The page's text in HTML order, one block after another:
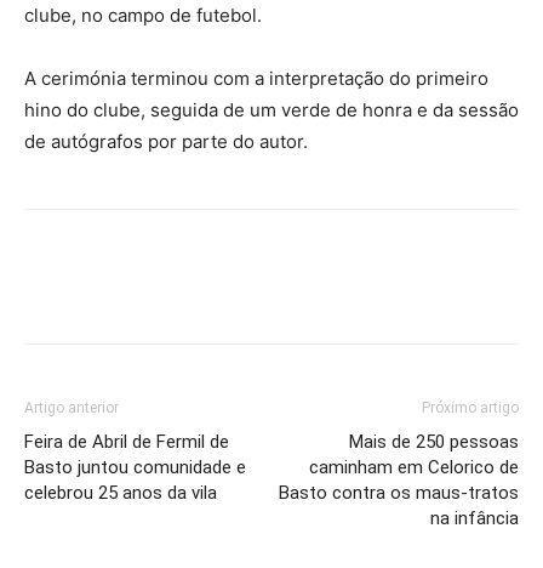
clube, no campo de futebol.
A cerimónia terminou com a interpretação do primeiro
hino do clube, seguida de um verde de honra e da sessão
de autógrafos por parte do autor.
Artigo anterior
Feira de Abril de Fermil de
Basto juntou comunidade e
celebrou 25 anos da vila
Próximo artigo
Mais de 250 pessoas
caminham em Celorico de
Basto contra os maus-tratos
na infância